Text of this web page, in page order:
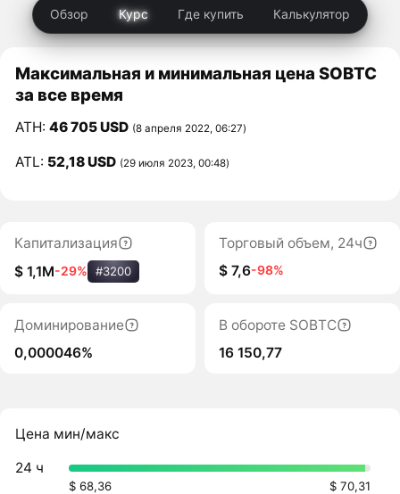
Обзор Курс Где купить Калькулятор
Максимальная и минимальная цена SOBTC
за все время
ATH:46 705 USD (8 апреля 2022, 06:27)
ATL: 52,18 USD (29 июля 2023, 00:48)
Капитализация
$ 1,1M-29% #3200
Торговый объем, 24ч
$ 7,6-98%
Доминирование
0,000046%
В обороте SOBTC
16 150,77
Цена мин/макс
24 ч
$ 68,36 $ 70,31